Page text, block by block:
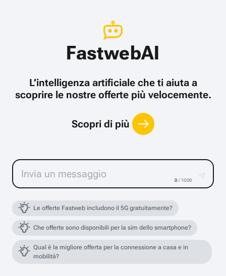
FastwebAI
L’intelligenza artificiale che ti aiuta a
scoprire le nostre offerte più velocemente.
Scopri di più
0 / 1000
Le offerte Fastweb includono il 5G gratuitamente?
Che offerte sono disponibili per la sim dello smartphone?
Qual è la migliore offerta per la connessione a casa e in
mobilità?